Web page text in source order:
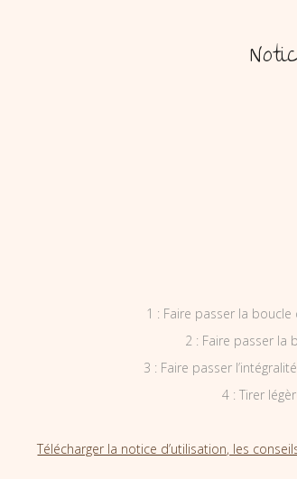
1 : Faire passer la
2 : Faire passer la
3 : Faire passer
4 : Tirer
Télécharger la notice d’utilisation, les